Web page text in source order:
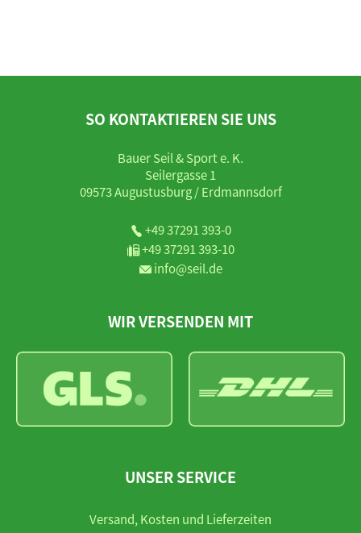
SO KONTAKTIEREN SIE UNS
Bauer Seil & Sport e. K.
Seilergasse 1
09573 Augustusburg / Erdmannsdorf
+49 37291 393-0
+49 37291 393-10
info@seil.de
WIR VERSENDEN MIT
UNSER SERVICE
Versand, Kosten und Lieferzeiten